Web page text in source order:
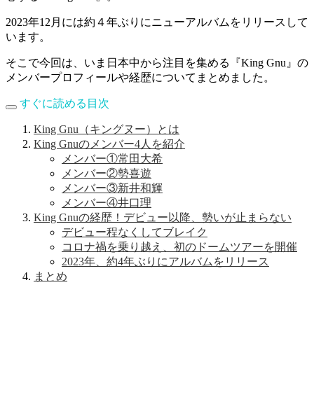
2023年12月には約４年ぶりにニューアルバムをリリースして
います。
そこで今回は、いま日本中から注目を集める『King Gnu』の
メンバープロフィールや経歴についてまとめました。
すぐに読める目次
King Gnu（キングヌー）とは
King Gnuのメンバー4人を紹介
メンバー①常田大希
メンバー②勢喜遊
メンバー③新井和輝
メンバー④井口理
King Gnuの経歴！デビュー以降、勢いが止まらない
デビュー程なくしてブレイク
コロナ禍を乗り越え、初のドームツアーを開催
2023年、約4年ぶりにアルバムをリリース
まとめ